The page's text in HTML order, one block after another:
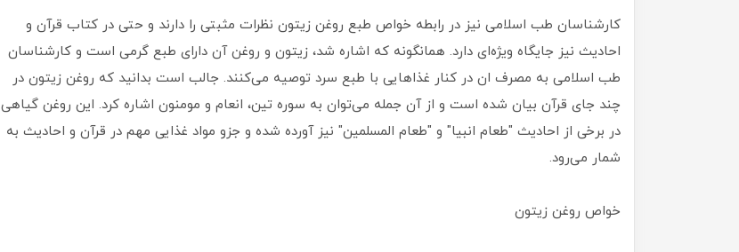
کارشناسان طب اسلامی نیز در رابطه خواص طبع روغن زیتون نظرات مثبتی را دارند و حتی در کتاب قرآن و
احادیث نیز جایگاه ویژه‌ای دارد. همانگونه که اشاره شد، زیتون و روغن آن دارای طبع گرمی است و کارشناسان
طب اسلامی به مصرف ان در کنار غذاهایی با طبع سرد توصیه می‌کنند. جالب است بدانید که روغن زیتون در
چند جای قرآن بیان شده است و از آن جمله می‌توان به سوره تین، انعام و مومنون اشاره کرد. این روغن گیاهی
در برخی از احادیث "طعام انبیا" و "طعام المسلمین" نیز آورده شده و جزو مواد غذایی مهم در قرآن و احادیث به
شمار می‌رود.
خواص روغن زیتون